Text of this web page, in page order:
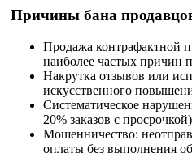
Причины бана
Продажа контрафактной
наиболее частых причин
Накрутка отзывов или
искусственного
Систематическое
20% заказов с
Мошенничество:
оплаты без выполнения